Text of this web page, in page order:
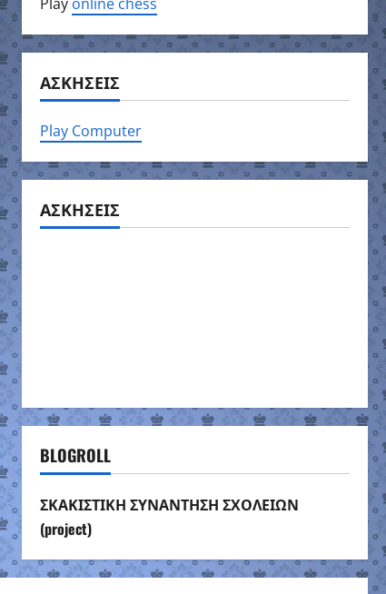
ΑΣΚΗΣΕΙΣ
Play Computer
ΑΣΚΗΣΕΙΣ
BLOGROLL
ΣΚΑΚΙΣΤΙΚΗ ΣΥΝΑΝΤΗΣΗ ΣΧΟΛΕΙΩΝ
(project)